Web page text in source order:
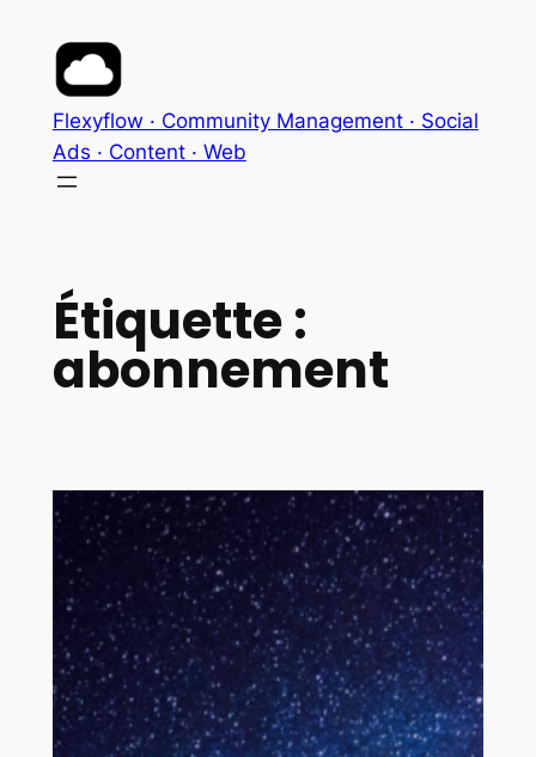
contenu
Flexyflow · Community Management · Social
Ads · Content · Web
Étiquette :
abonnement